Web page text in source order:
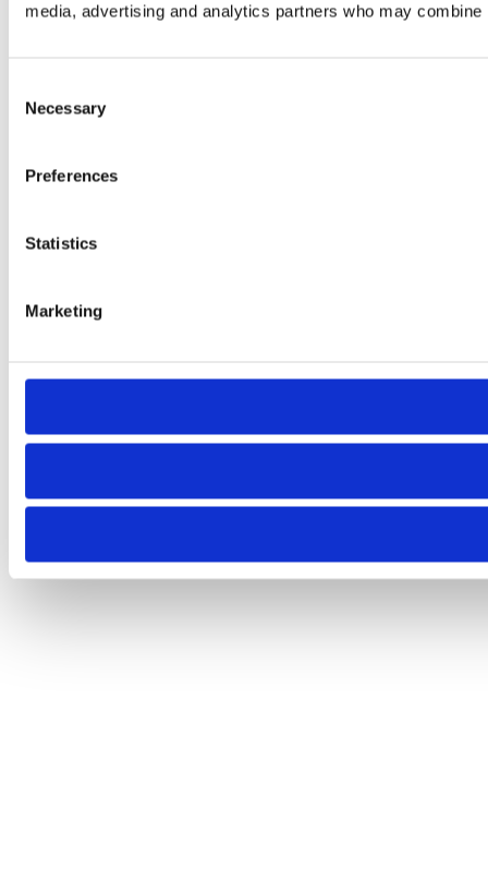
media, advertising and analytics partners who may
Selection
Necessary
Preferences
Statistics
Marketing